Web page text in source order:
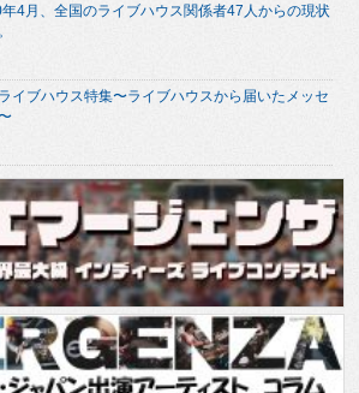
4月、全国のライブハウス関係者47人からの現状
イブハウス特集〜ライブハウスから届いたメッセ